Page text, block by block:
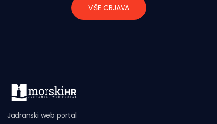
VIŠE OBJAVA
Jadranski web portal